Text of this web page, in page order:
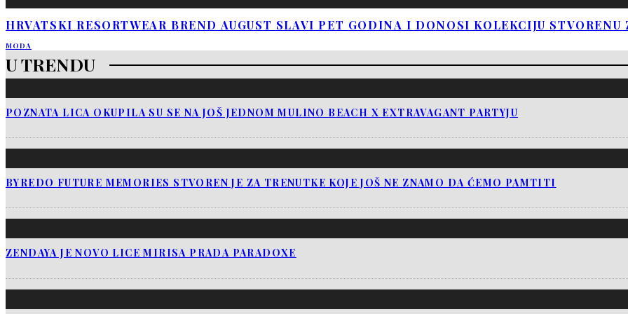
HRVATSKI RESORTWEAR BREND AUGUST SLAVI PET GODINA I DONOSI KOLEKCIJU STVORENU
MODA
U TRENDU
POZNATA LICA OKUPILA SU SE NA JOŠ JEDNOM MULINO BEACH X EXTRAVAGANT PARTYJU
BYREDO FUTURE MEMORIES STVOREN JE ZA TRENUTKE KOJE JOŠ NE ZNAMO DA ĆEMO PAMTITI
ZENDAYA JE NOVO LICE MIRISA PRADA PARADOXE